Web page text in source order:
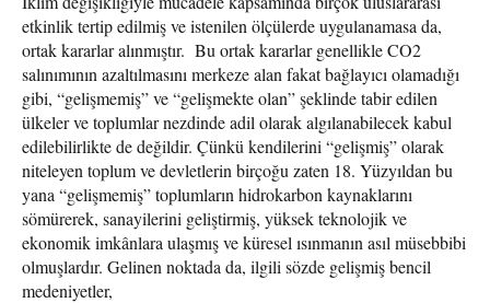
etkinlik tertip edilmiş ve istenilen ölçülerde uygulanamasa da,
ortak kararlar alınmıştır. Bu ortak kararlar genellikle CO2
salınımının azaltılmasını merkeze alan fakat bağlayıcı olamadığı
gibi, “gelişmemiş” ve “gelişmekte olan” şeklinde tabir edilen
ülkeler ve toplumlar nezdinde adil olarak algılanabilecek kabul
edilebilirlikte de değildir. Çünkü kendilerini “gelişmiş” olarak
niteleyen toplum ve devletlerin birçoğu zaten 18. Yüzyıldan bu
yana “gelişmemiş” toplumların hidrokarbon kaynaklarını
sömürerek, sanayilerini geliştirmiş, yüksek teknolojik ve
ekonomik imkânlara ulaşmış ve küresel ısınmanın asıl müsebbibi
olmuşlardır. Gelinen noktada da, ilgili sözde gelişmiş bencil
medeniyetler,